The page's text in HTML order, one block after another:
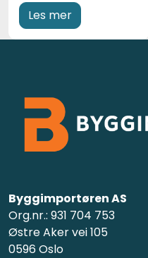
Les mer
Byggimportøren AS
Org.nr.: 931 704 753
Østre Aker vei 105
0596 Oslo